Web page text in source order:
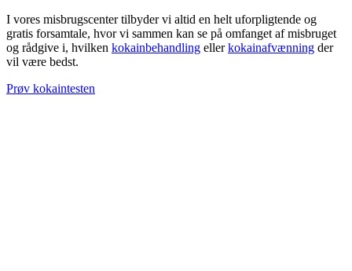
I vores misbrugscenter tilbyder vi altid en helt uforpligtende og
gratis forsamtale, hvor vi sammen kan se på omfanget af misbruget
og rådgive i, hvilken kokainbehandling ellerkokainafvænning der
vil være bedst.
Prøv kokaintesten